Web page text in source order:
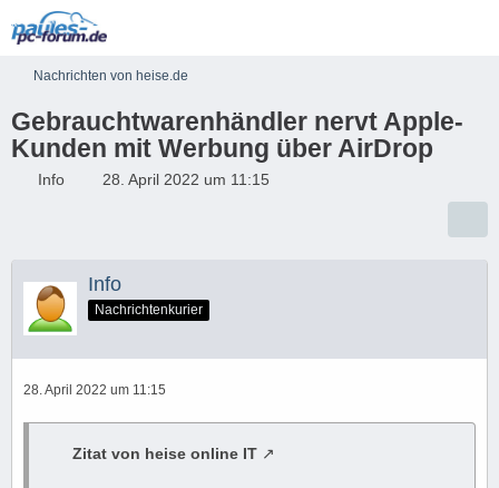
Nachrichten von heise.de
Gebrauchtwarenhändler nervt Apple-
Kunden mit Werbung über AirDrop
Info 28. April 2022 um 11:15
Info
Nachrichtenkurier
28. April 2022 um 11:15
Zitat von heise online IT